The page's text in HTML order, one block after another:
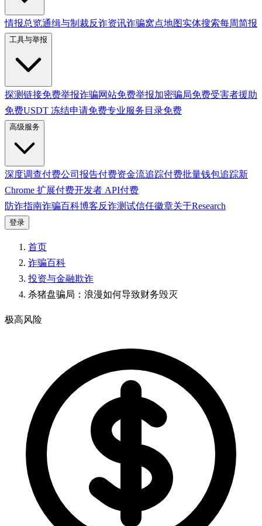
情报总览通缉与制裁反诈资讯诈骗窝点地图实体搜索每周简报
工具与举报
探测链接免费举报诈骗网站免费举报加密骗局免费受害者援助
免费USDT 冻结申请免费专业服务目录免费
高级服务
深度调查付费公司报告付费资金流追踪付费批量钱包追踪新
Chrome 扩展付费开发者 API付费
防诈指南诈骗百科博客反诈测试信任徽章关于Research
登录
首页
诈骗百科
投资与金融欺诈
杀猪盘骗局：浪漫如何导致财务毁灭
极高风险